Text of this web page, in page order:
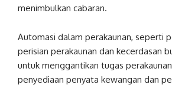
menimbulkan cabaran.
Automasi dalam perakaunan, seperti
perisian perakaunan dan kecerdasan
untuk menggantikan tugas
penyediaan penyata kewangan dan